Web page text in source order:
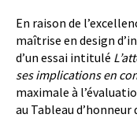
En raison de
maîtrise en design
d’un essai intitulé
ses implications en
maximale à
au Tableau d’honneur